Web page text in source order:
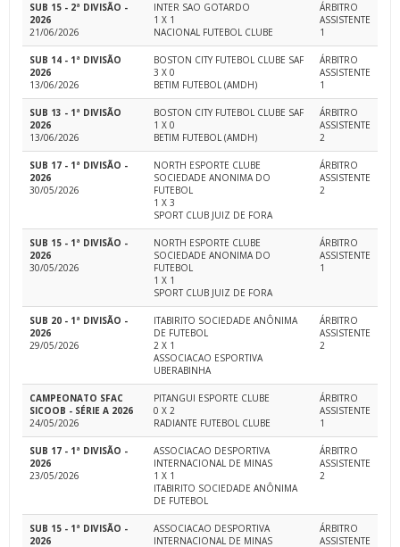
SUB 15 - 2ª DIVISÃO -
2026
21/06/2026
INTER SAO GOTARDO
1 X 1
NACIONAL FUTEBOL CLUBE
ÁRBITRO
ASSISTENTE
1
SUB 14 - 1ª DIVISÃO
2026
13/06/2026
BOSTON CITY FUTEBOL CLUBE SAF
3 X 0
BETIM FUTEBOL (AMDH)
ÁRBITRO
ASSISTENTE
1
SUB 13 - 1ª DIVISÃO
2026
13/06/2026
BOSTON CITY FUTEBOL CLUBE SAF
1 X 0
BETIM FUTEBOL (AMDH)
ÁRBITRO
ASSISTENTE
2
SUB 17 - 1ª DIVISÃO -
2026
30/05/2026
NORTH ESPORTE CLUBE
SOCIEDADE ANONIMA DO
FUTEBOL
1 X 3
SPORT CLUB JUIZ DE FORA
ÁRBITRO
ASSISTENTE
2
SUB 15 - 1ª DIVISÃO -
2026
30/05/2026
NORTH ESPORTE CLUBE
SOCIEDADE ANONIMA DO
FUTEBOL
1 X 1
SPORT CLUB JUIZ DE FORA
ÁRBITRO
ASSISTENTE
1
SUB 20 - 1ª DIVISÃO -
2026
29/05/2026
ITABIRITO SOCIEDADE ANÔNIMA
DE FUTEBOL
2 X 1
ASSOCIACAO ESPORTIVA
UBERABINHA
ÁRBITRO
ASSISTENTE
2
CAMPEONATO SFAC
SICOOB - SÉRIE A 2026
24/05/2026
PITANGUI ESPORTE CLUBE
0 X 2
RADIANTE FUTEBOL CLUBE
ÁRBITRO
ASSISTENTE
1
SUB 17 - 1ª DIVISÃO -
2026
23/05/2026
ASSOCIACAO DESPORTIVA
INTERNACIONAL DE MINAS
1 X 1
ITABIRITO SOCIEDADE ANÔNIMA
DE FUTEBOL
ÁRBITRO
ASSISTENTE
2
SUB 15 - 1ª DIVISÃO -
2026
ASSOCIACAO DESPORTIVA
INTERNACIONAL DE MINAS
ÁRBITRO
ASSISTENTE